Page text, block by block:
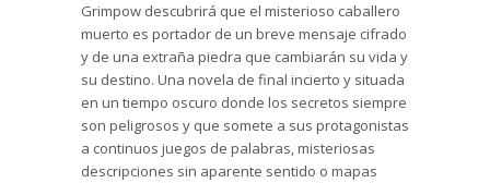
Grimpow descubrirá que el misterioso caballero
muerto es portador de un breve mensaje cifrado
y de una extraña piedra que cambiarán su vida y
su destino. Una novela de final incierto y situada
en un tiempo oscuro donde los secretos siempre
son peligrosos y que somete a sus protagonistas
a continuos juegos de palabras, misteriosas
descripciones sin aparente sentido o mapas